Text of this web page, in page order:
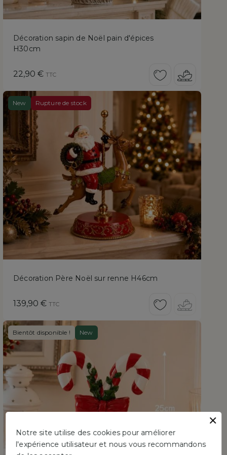
Décoration sapin de Noël pain d'épices
H30cm
Prix
22,90 € TTC
New Rupture de stock
Décoration Père Noël sur renne H46cm
Prix
139,90 € TTC
Bientôt disponible ! New
Notre site utilise des cookies pour améliorer
l'expérience utilisateur et nous vous recommandons